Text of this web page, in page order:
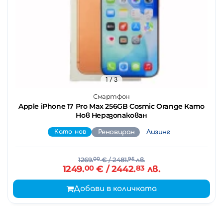
Смартфон
Apple iPhone 17 Pro Max 256GB Cosmic Orange Като
Нов Неразопакован
1 / 3
Като нов Реновиран Лизинг
1269.00€/ 2481.95лв.
1249.00€ / 2442.83 лв.
Добави в количката